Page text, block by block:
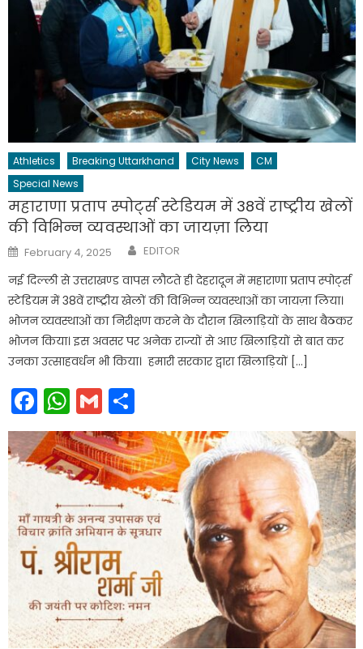
Athletics Breaking Uttarkhand City News
CM
Special News
महाराणा प्रताप स्पोर्ट्स स्टेडियम में 38वें राष्ट्रीय खेलों
की विभिन्न व्यवस्थाओं का जायज़ा लिया
Posted
on
February 4, 2025 Author
EDITOR
नई दिल्ली से उत्तराखण्ड वापस लौटते ही देहरादून में महाराणा प्रताप स्पोर्ट्स
स्टेडियम में 38वें राष्ट्रीय खेलों की विभिन्न व्यवस्थाओं का जायज़ा लिया।
भोजन व्यवस्थाओं का निरीक्षण करने के दौरान खिलाड़ियों के साथ बैठकर
भोजन किया। इस अवसर पर अनेक राज्यों से आए खिलाड़ियों से बात कर
उनका उत्साहवर्धन भी किया। हमारी सरकार द्वारा खिलाड़ियों […]
Facebook
WhatsApp
Gmail